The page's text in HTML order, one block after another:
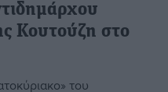
Κουτούζη στο
του